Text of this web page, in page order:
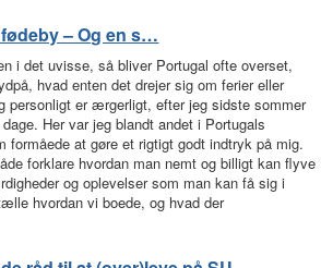
– Og en s…
i det uvisse, så bliver Portugal ofte overset,
hvad enten det drejer sig om ferier eller
personligt er ærgerligt, efter jeg sidste sommer
Her var jeg blandt andet i Portugals
at gøre et rigtigt godt indtryk på mig.
forklare hvordan man nemt og billigt kan flyve
og oplevelser som man kan få sig i
hvordan vi boede, og hvad der